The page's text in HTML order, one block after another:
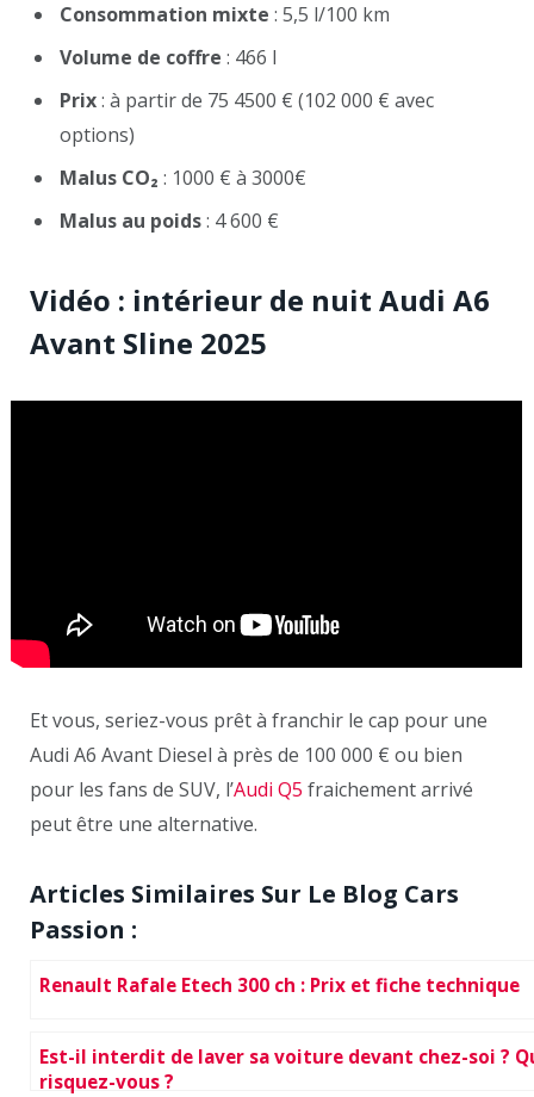
Consommation mixte : 5,5 l/100 km
Volume de coffre : 466 l
Prix: à partir de 75 4500 € (102 000 € avec
options)
Malus CO₂ : 1000 € à 3000€
Malus au poids: 4 600 €
Vidéo : intérieur de nuit Audi A6
Avant Sline 2025
Et vous, seriez-vous prêt à franchir le cap pour une
Audi A6 Avant Diesel à près de 100 000 € ou bien
pour les fans de SUV, l’Audi Q5 fraichement arrivé
peut être une alternative.
Articles Similaires Sur Le Blog Cars
Passion :
Renault Rafale Etech 300 ch : Prix et fiche technique
Est-il interdit de laver sa voiture devant chez-soi ?
risquez-vous ?